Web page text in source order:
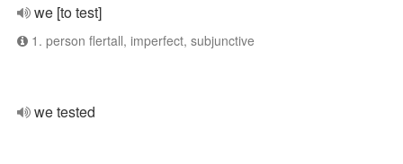
we [to test]
1. person flertall, imperfect, subjunctive
we tested